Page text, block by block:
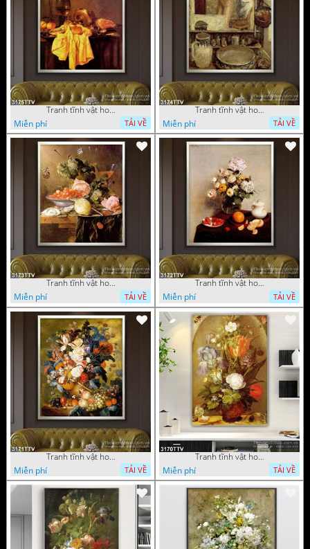
Tranh tĩnh vật hoa quả sơn dầu trang trí đẹp
Miễn phí
TẢI VỀ
Tranh tĩnh vật hoa quả sơn dầu nghệ thuật
Miễn phí
TẢI VỀ
Tranh tĩnh vật hoa quả sơn dầu độc đáo đẹp
Miễn phí
TẢI VỀ
Tranh tĩnh vật hoa quả sơn dầu trang trí phòng ngủ
Miễn phí
TẢI VỀ
Tranh tĩnh vật hoa quả sơn dầu đẹp
Miễn phí
TẢI VỀ
Tranh tĩnh vật hoa quả sơn dầu độc đáo
Miễn phí
TẢI VỀ